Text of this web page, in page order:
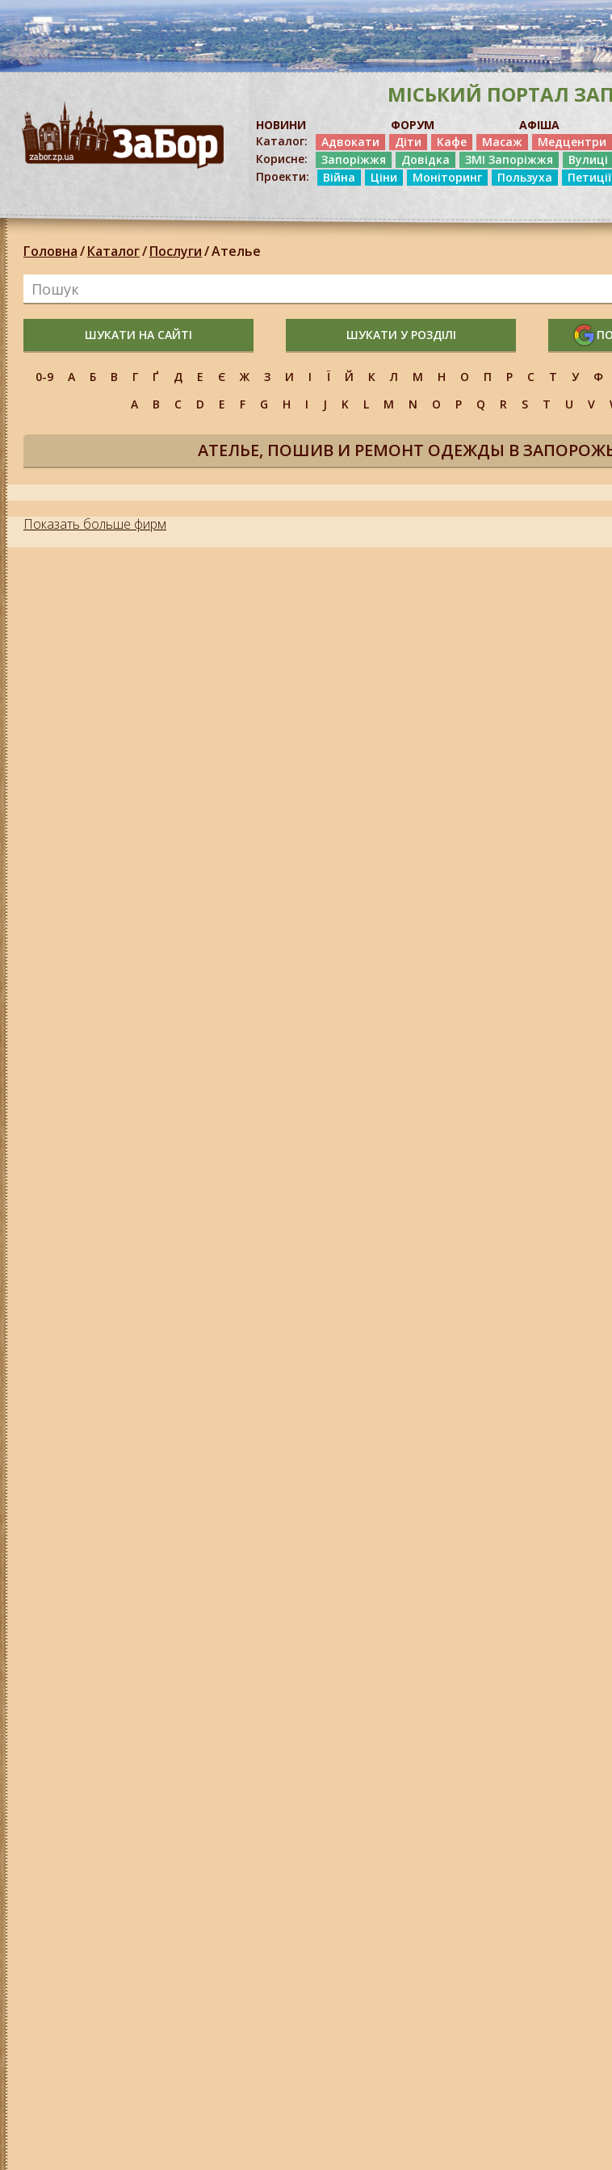
МІСЬКИЙ ПОРТАЛ
НОВИНИ ФОРУМ АФІША
Каталог:
Адвокати Діти Кафе Масаж Медцентри
Корисне:
Запоріжжя Довідка ЗМІ Запоріжжя Вулиці
Проекти:
Війна Ціни Моніторинг Пользуха Петиції
Головна/Каталог/Послуги/Ателье
ШУКАТИ НА САЙТІ ШУКАТИ У РОЗДІЛІ
0-9 А Б В Г Ґ Д Е Є Ж З И І Ї Й К Л М Н О П Р С Т У Ф
A
B C D E F G H I J K L M N O P Q R S T U V
АТЕЛЬЕ, ПОШИВ И РЕМОНТ ОДЕЖДЫ В
Показать больше фирм